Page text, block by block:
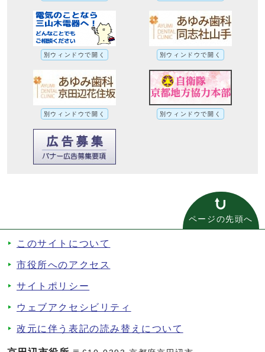
別ウィンドウで開く 別ウィンドウで開く
別ウィンドウで開く 別ウィンドウで開く
ページの先頭へ
このサイトについて
市役所へのアクセス
サイトポリシー
ウェブアクセシビリティ
改元に伴う表記の読み替えについて